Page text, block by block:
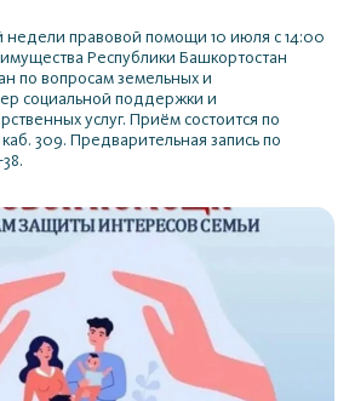
недели правовой помощи 10 июля с 14:00
Республики Башкортостан
по вопросам земельных и
социальной поддержки и
услуг. Приём состоится по
309. Предварительная запись по